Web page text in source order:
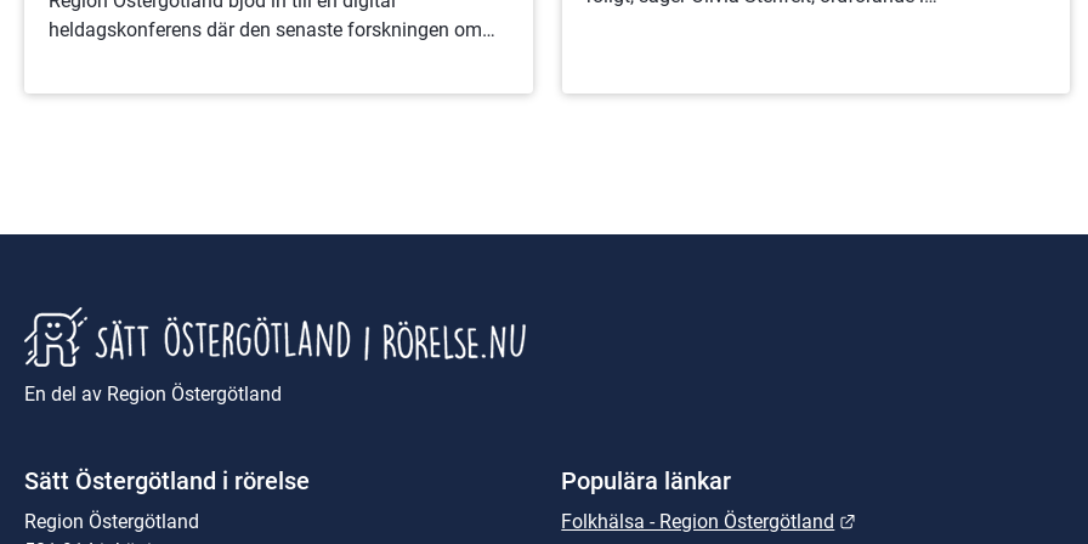
heldagskonferens där den senaste forskningen om
exempel. Konferensen arrangerades i samverkan
En del av Region Östergötland
Sätt Östergötland i rörelse
Region Östergötland
Populära länkar
Folkhälsa - Region Östergötland